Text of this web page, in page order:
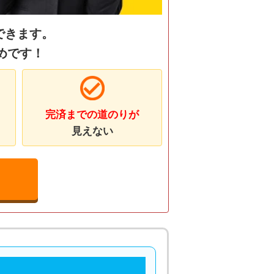
ます。
です！
完済までの道のりが
見えない